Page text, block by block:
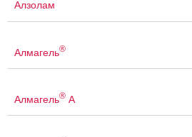
Алзолам
Алмагель®
Алмагель® А